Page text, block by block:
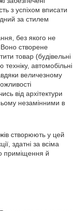
з успіхом вписати
за стилем
без якого не
створене
товар (будівельні
автомобільні
величезному
від архітектури
незамінними в
створюють у цей
здатні за всіма
приміщення й